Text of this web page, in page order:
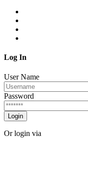
Log In
User Name
Password
Login
Or login via